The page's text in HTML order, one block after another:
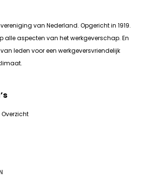
van Nederland. Opgericht in 1919.
alle aspecten van het werkgeverschap. En
leden voor een werkgeversvriendelijk